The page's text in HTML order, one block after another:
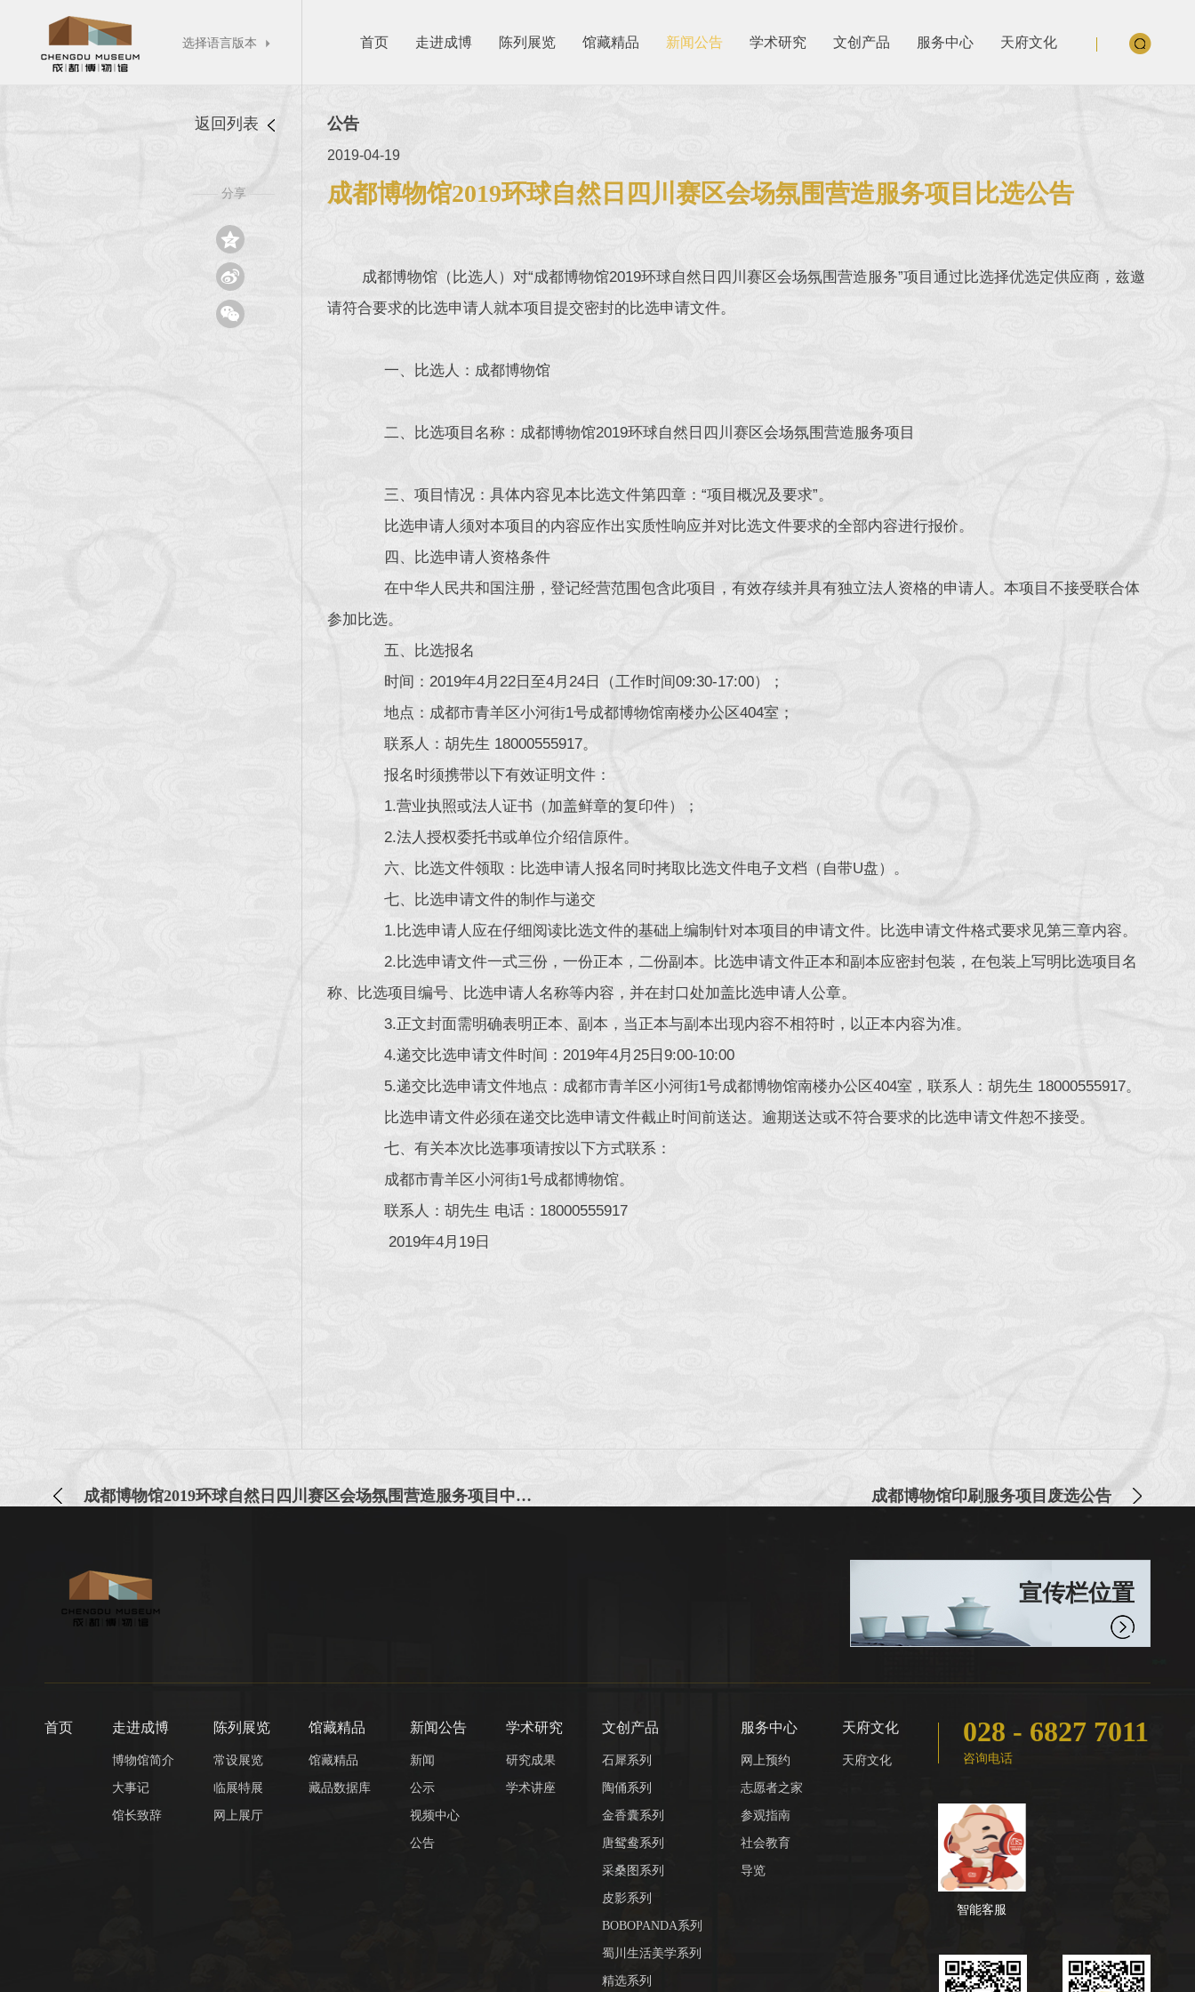
选择语言版本  首页 走进成博 陈列展览 馆藏精品 新闻公告 学术研究 文创产品 服务中心 天府文化
返回列表
—— 分享



公告
2019-04-19
成都博物馆2019环球自然日四川赛区会场氛围营造服务项目比选公告
成都博物馆（比选人）对“成都博物馆2019环球自然日四川赛区会场氛围营造服务”项目通过比选择优选定供应商，兹邀
请符合要求的比选申请人就本项目提交密封的比选申请文件。
一、比选人：成都博物馆
二、比选项目名称：成都博物馆2019环球自然日四川赛区会场氛围营造服务项目
三、项目情况：具体内容见本比选文件第四章：“项目概况及要求”。
比选申请人须对本项目的内容应作出实质性响应并对比选文件要求的全部内容进行报价。
四、比选申请人资格条件
在中华人民共和国注册，登记经营范围包含此项目，有效存续并具有独立法人资格的申请人。本项目不接受联合体
参加比选。
五、比选报名
时间：2019年4月22日至4月24日（工作时间09:30-17:00）；
地点：成都市青羊区小河街1号成都博物馆南楼办公区404室；
联系人：胡先生 18000555917。
报名时须携带以下有效证明文件：
1.营业执照或法人证书（加盖鲜章的复印件）；
2.法人授权委托书或单位介绍信原件。
六、比选文件领取：比选申请人报名同时拷取比选文件电子文档（自带U盘）。
七、比选申请文件的制作与递交
1.比选申请人应在仔细阅读比选文件的基础上编制针对本项目的申请文件。比选申请文件格式要求见第三章内容。
2.比选申请文件一式三份，一份正本，二份副本。比选申请文件正本和副本应密封包装，在包装上写明比选项目名
称、比选项目编号、比选申请人名称等内容，并在封口处加盖比选申请人公章。
3.正文封面需明确表明正本、副本，当正本与副本出现内容不相符时，以正本内容为准。
4.递交比选申请文件时间：2019年4月25日9:00-10:00
5.递交比选申请文件地点：成都市青羊区小河街1号成都博物馆南楼办公区404室，联系人：胡先生 18000555917。
比选申请文件必须在递交比选申请文件截止时间前送达。逾期送达或不符合要求的比选申请文件恕不接受。
七、有关本次比选事项请按以下方式联系：
成都市青羊区小河街1号成都博物馆。
联系人：胡先生 电话：18000555917
2019年4月19日
成都博物馆2019环球自然日四川赛区会场氛围营造服务项目中选公告 成都博物馆印刷服务项目废选公告
宣传栏位置
首页 走进成博
博物馆简介
大事记
馆长致辞
陈列展览
常设展览
临展特展
网上展厅
馆藏精品
馆藏精品
藏品数据库
新闻公告
新闻
公示
视频中心
公告
学术研究
研究成果
学术讲座
文创产品
石犀系列
陶俑系列
金香囊系列
唐鸳鸯系列
采桑图系列
皮影系列
BOBOPANDA系列
蜀川生活美学系列
精选系列
服务中心
网上预约
志愿者之家
参观指南
社会教育
导览
天府文化
天府文化
028 - 6827 7011
咨询电话
智能客服